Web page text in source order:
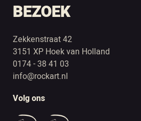
BEZOEK
Zekkenstraat 42
3151 XP Hoek van Holland
0174 - 38 41 03
info@rockart.nl
Volg ons